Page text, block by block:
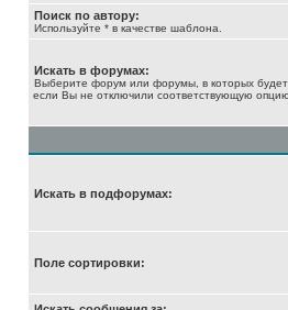
Поиск по автору:
Используйте * в качестве шаблона.
Искать в форумах:
Выберите форум или форумы, в которых будет
если Вы не отключили соответствующую
Искать в подфорумах:
Поле сортировки: